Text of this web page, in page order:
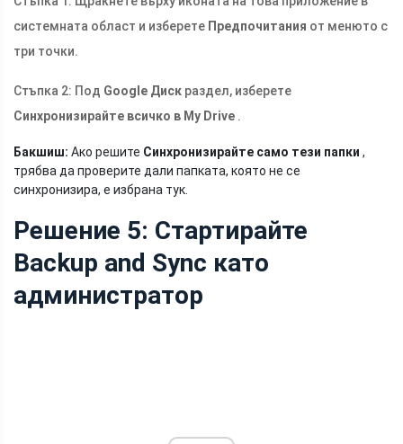
системната област и изберете Предпочитания от менюто с
три точки.
Стъпка 2: Под Google Диск раздел, изберете
Синхронизирайте всичко в My Drive .
Бакшиш: Ако решите Синхронизирайте само тези папки ,
трябва да проверите дали папката, която не се
синхронизира, е избрана тук.
Решение 5: Стартирайте
Backup and Sync като
администратор